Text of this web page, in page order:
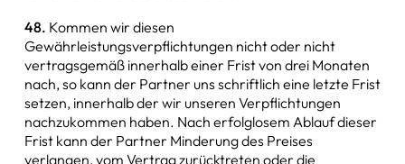
48. Kommen wir diesen
Gewährleistungsverpflichtungen nicht oder nicht
vertragsgemäß innerhalb einer Frist von drei Monaten
nach, so kann der Partner uns schriftlich eine letzte Frist
setzen, innerhalb der wir unseren Verpflichtungen
nachzukommen haben. Nach erfolglosem Ablauf dieser
Frist kann der Partner Minderung des Preises
verlangen, vom Vertrag zurücktreten oder die